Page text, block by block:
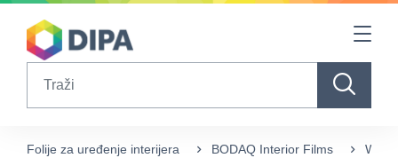
Table Of Content
Folije za uređenje interijera BODAQ Interior Films Wood